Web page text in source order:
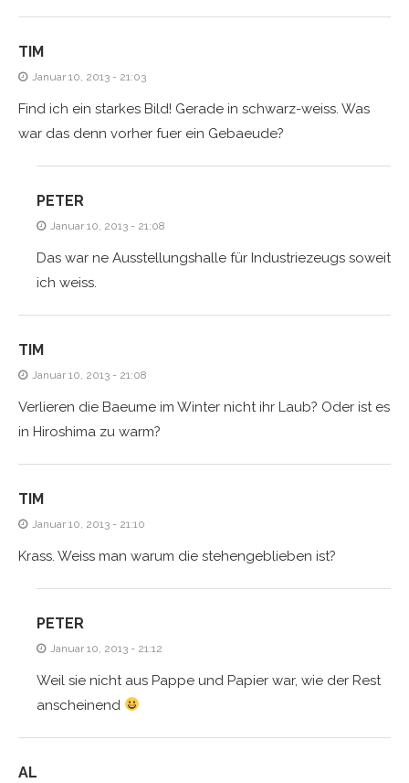
TIM
Januar 10, 2013 - 21:03
Find ich ein starkes Bild! Gerade in schwarz-weiss. Was
war das denn vorher fuer ein Gebaeude?
PETER
Januar 10, 2013 - 21:08
Das war ne Ausstellungshalle für Industriezeugs soweit
ich weiss.
TIM
Januar 10, 2013 - 21:08
Verlieren die Baeume im Winter nicht ihr Laub? Oder ist es
in Hiroshima zu warm?
TIM
Januar 10, 2013 - 21:10
Krass. Weiss man warum die stehengeblieben ist?
PETER
Januar 10, 2013 - 21:12
Weil sie nicht aus Pappe und Papier war, wie der Rest
anscheinend
AL